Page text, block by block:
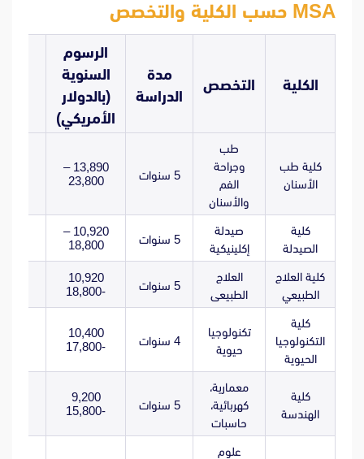
MSA حسب الكلية والتخصص
الكلية التخصص
مدة
الدراسة
الرسوم
السنوية
(بالدولار
الأمريكي)
كلية طب
الأسنان
طب
وجراحة
الفم
والأسنان
5 سنوات
13,890 –
23,800
كلية
الصيدلة
صيدلة
إكلينيكية
5 سنوات
10,920 –
18,800
كلية العلاج
الطبيعي
العلاج
الطبيعى
5 سنوات
10,920
-18,800
كلية
التكنولوجيا
الحيوية
تكنولوجيا
حيوية
4 سنوات
10,400
-17,800
كلية
الهندسة
معمارية،
كهربائية،
حاسبات
5 سنوات
9,200
-15,800
علوم